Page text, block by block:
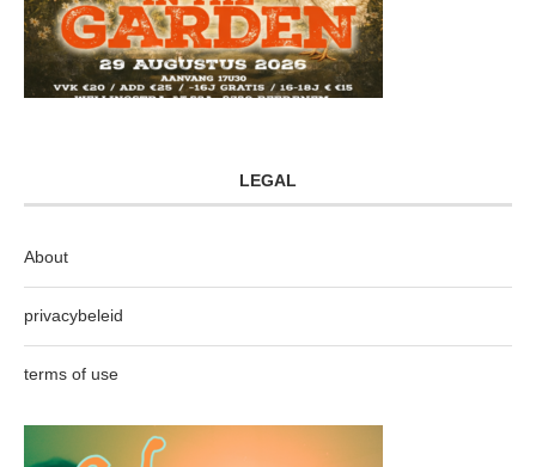
LEGAL
About
privacybeleid
terms of use